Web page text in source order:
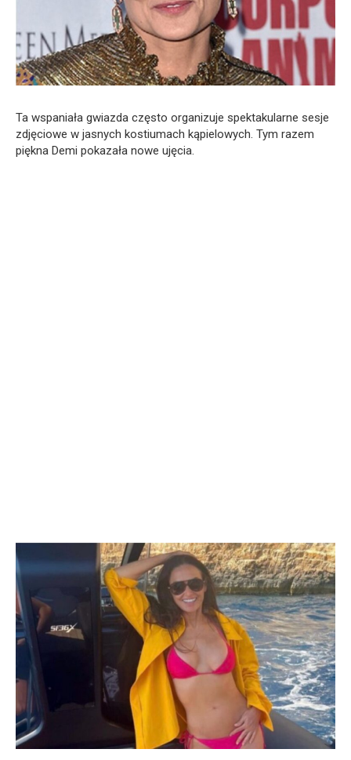
Ta wspaniała gwiazda często organizuje spektakularne sesje
zdjęciowe w jasnych kostiumach kąpielowych. Tym razem
piękna Demi pokazała nowe ujęcia.